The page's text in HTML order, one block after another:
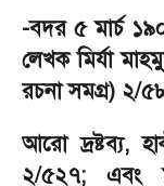
-বদর ৫ মার্চ
লেখক মির্যা
রচনা সমগ্র) ২/
আরো দ্রষ্টব্য,
২/৫২৭; এবং